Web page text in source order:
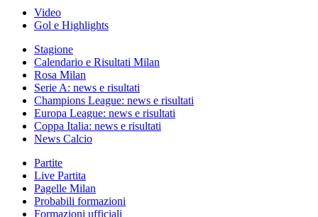
Video
Gol e Highlights
Stagione
Calendario e Risultati Milan
Rosa Milan
Serie A: news e risultati
Champions League: news e risultati
Europa League: news e risultati
Coppa Italia: news e risultati
News Calcio
Partite
Live Partita
Pagelle Milan
Probabili formazioni
Formazioni ufficiali